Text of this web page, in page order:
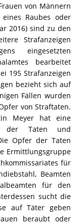
von Männern
Raubes oder
2016) sind zu den
Strafanzeigen
eingesetzten
bearbeitet
195 Strafanzeigen
bezieht sich auf
Fällen wurden
von Straftaten.
Meyer hat eine
der Taten und
Opfer der Taten
Ermittlungsgruppe
für
Beamten
für den
sucht die
auf Täter geben
beraubt oder